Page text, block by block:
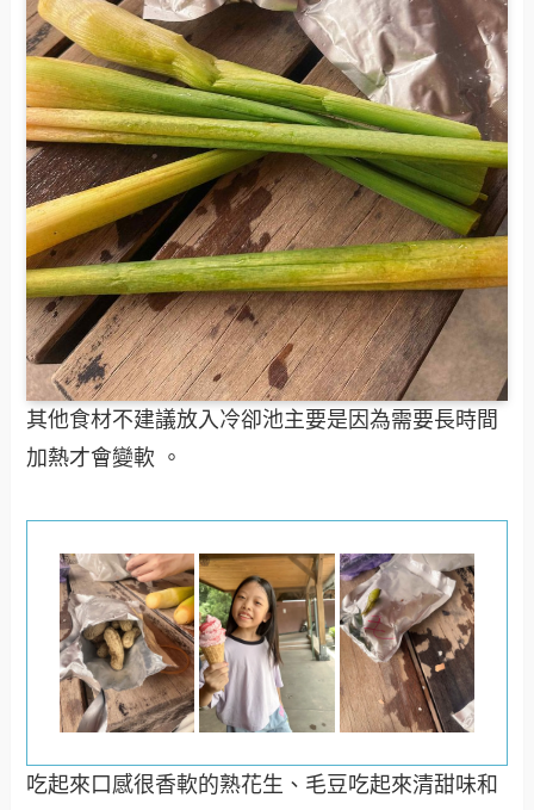
其他食材不建議放入冷卻池主要是因為需要長時間
加熱才會變軟 。
吃起來口感很香軟的熟花生、毛豆吃起來清甜味和